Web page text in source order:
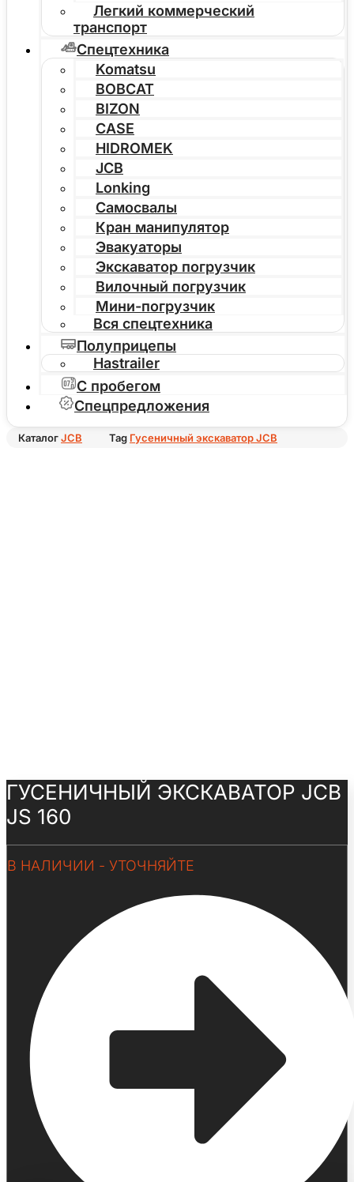
Легкий коммерческий
транспорт
Спецтехника
Komatsu
BOBCAT
BIZON
CASE
HIDROMEK
JCB
Lonking
Самосвалы
Кран манипулятор
Эвакуаторы
Экскаватор погрузчик
Вилочный погрузчик
Мини-погрузчик
Вся спецтехника
Полуприцепы
Hastrailer
С пробегом
Спецпредложения
КаталогJCB Tag Гусеничный экскаватор JCB
ГУСЕНИЧНЫЙ ЭКСКАВАТОР JCB
JS 160
В НАЛИЧИИ - УТОЧНЯЙТЕ